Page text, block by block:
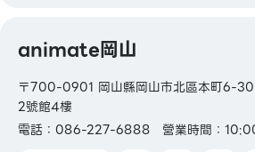
animate岡山
〒700-0901 岡山縣岡山市北區本町6-
2號館4樓
電話：086-227-6888
營業時間：